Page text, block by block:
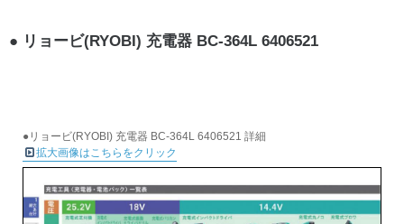
リョービ(RYOBI) 充電器 BC-364L 6406521
●リョービ(RYOBI) 充電器 BC-364L 6406521 詳細
拡大画像はこちらをクリック